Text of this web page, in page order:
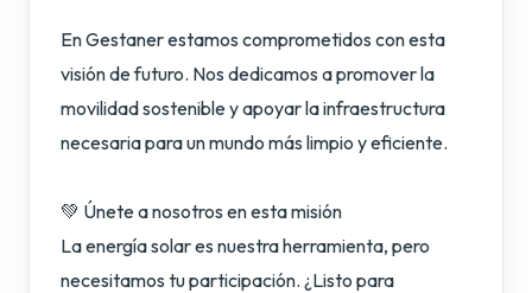
En Gestaner estamos comprometidos con esta
visión de futuro. Nos dedicamos a promover la
movilidad sostenible y apoyar la infraestructura
necesaria para un mundo más limpio y eficiente.
💚 Únete a nosotros en esta misión
La energía solar es nuestra herramienta, pero
necesitamos tu participación. ¿Listo para